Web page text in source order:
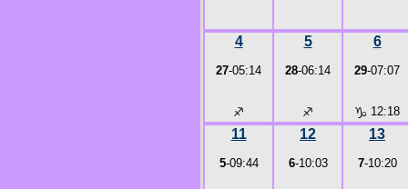
4
27-05:14
♐
5
28-06:14
♐
6
29-07:07
♑ 12:18
11
5-09:44
12
6-10:03
13
7-10:20